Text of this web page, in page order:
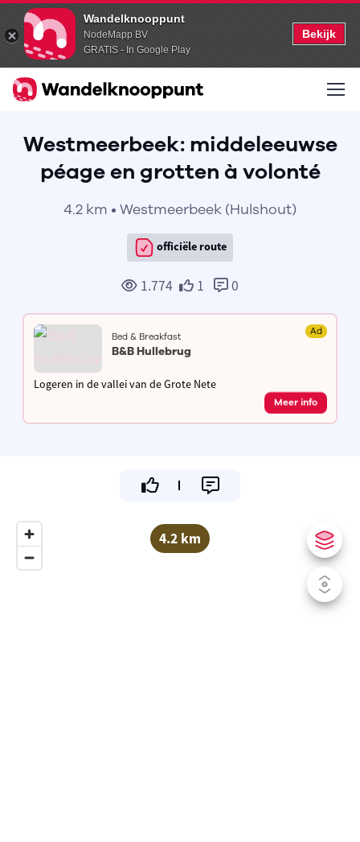
Wandelknooppunt
NodeMapp BV
GRATIS - In Google Play
Bekijk
Westmeerbeek: middeleeuwse
péage en grotten à volonté
4.2 km • Westmeerbeek (Hulshout)
officiële route
1.774 1 0
Bed & Breakfast Ad
B&B Hullebrug
Logeren in de vallei van de Grote Nete
Meer info
4.2 km